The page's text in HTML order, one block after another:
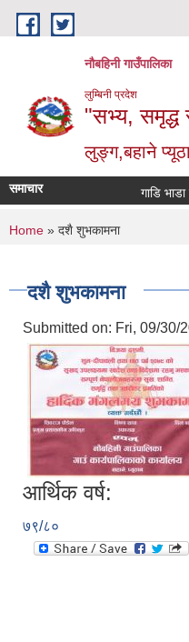
Skip to main content
नौबहिनी गाउँपालिका
लुम्बिनी प्रदेश
"सभ्य, समृद्ध
लुङ्ग,बहाने
समाचार गाडि भाडा
You are here
Home » दशै शुभकामना
दशै शुभकामना
Submitted on: Fri, 09/30/
आर्थिक वर्ष:
७९/८०